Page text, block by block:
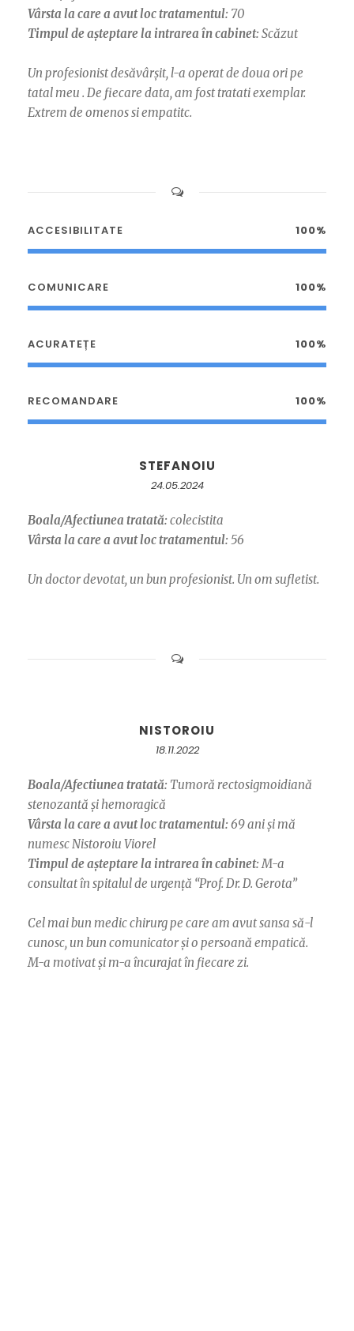
Vârsta la care a avut loc tratamentul: 70
Timpul de așteptare la intrarea în cabinet: Scăzut
Un profesionist desăvârșit, l-a operat de doua ori pe
tatal meu . De fiecare data, am fost tratati exemplar.
Extrem de omenos si empatitc.
ACCESIBILITATE 100%
COMUNICARE 100%
ACURATEȚE 100%
RECOMANDARE 100%
STEFANOIU
24.05.2024
Boala/Afectiunea tratată: colecistita
Vârsta la care a avut loc tratamentul: 56
Un doctor devotat, un bun profesionist. Un om sufletist.
NISTOROIU
18.11.2022
Boala/Afectiunea tratată: Tumoră rectosigmoidiană
stenozantă și hemoragică
Vârsta la care a avut loc tratamentul: 69 ani și mă
numesc Nistoroiu Viorel
Timpul de așteptare la intrarea în cabinet:M-a
consultat în spitalul de urgență “Prof. Dr. D. Gerota”
Cel mai bun medic chirurg pe care am avut sansa să-l
cunosc, un bun comunicator și o persoană empatică.
M-a motivat și m-a încurajat în fiecare zi.